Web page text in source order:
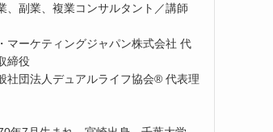
、副業、複業コンサルタント／講師
マーケティングジャパン株式会社 代
締役
社団法人デュアルライフ協会® 代表理